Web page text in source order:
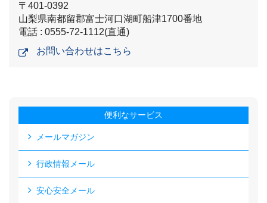
〒401-0392
山梨県南都留郡富士河口湖町船津1700番地
電話 : 0555-72-1112(直通)
お問い合わせはこちら
便利なサービス
メールマガジン
行政情報メール
安心安全メール